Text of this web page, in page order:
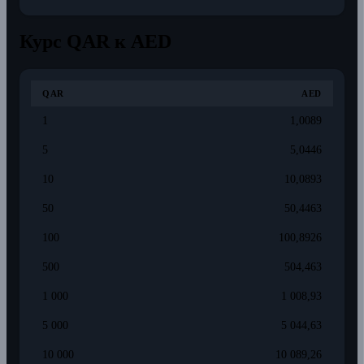
QAR AED
1,0089
5 5,0446
10 10,0893
50 50,4463
100 100,8926
500 504,463
1 000 1 008,93
5 000 5 044,63
10 000 10 089,26